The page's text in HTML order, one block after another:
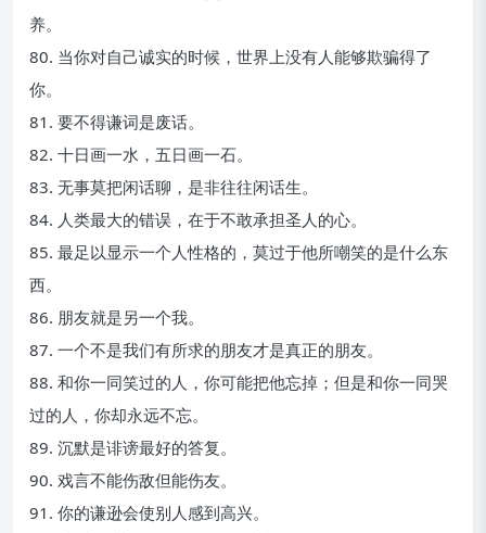
养。
80. 当你对自己诚实的时候，世界上没有人能够欺骗得了
你。
81. 要不得谦词是废话。
82. 十日画一水，五日画一石。
83. 无事莫把闲话聊，是非往往闲话生。
84. 人类最大的错误，在于不敢承担圣人的心。
85. 最足以显示一个人性格的，莫过于他所嘲笑的是什么东
西。
86. 朋友就是另一个我。
87. 一个不是我们有所求的朋友才是真正的朋友。
88. 和你一同笑过的人，你可能把他忘掉；但是和你一同哭
过的人，你却永远不忘。
89. 沉默是诽谤最好的答复。
90. 戏言不能伤敌但能伤友。
91. 你的谦逊会使别人感到高兴。